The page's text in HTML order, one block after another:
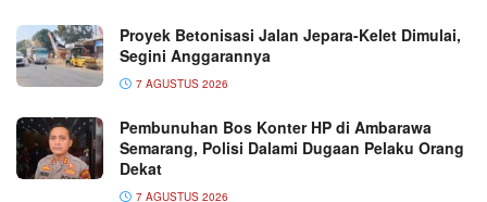
Proyek Betonisasi Jalan Jepara-Kelet Dimulai,
Segini Anggarannya
7 AGUSTUS 2026
Pembunuhan Bos Konter HP di Ambarawa
Semarang, Polisi Dalami Dugaan Pelaku Orang
Dekat
7 AGUSTUS 2026